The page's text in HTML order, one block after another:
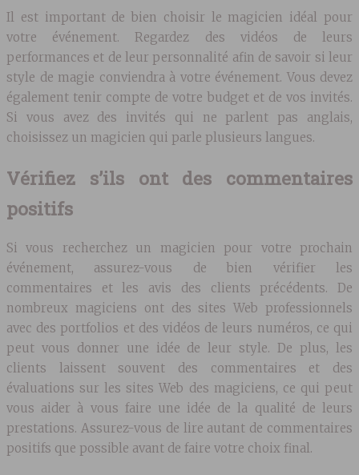
Il est important de bien choisir le magicien idéal pour
votre événement. Regardez des vidéos de leurs
performances et de leur personnalité afin de savoir si leur
style de magie conviendra à votre événement. Vous devez
également tenir compte de votre budget et de vos invités.
Si vous avez des invités qui ne parlent pas anglais,
choisissez un magicien qui parle plusieurs langues.
Vérifiez s’ils ont des commentaires
positifs
Si vous recherchez un magicien pour votre prochain
événement, assurez-vous de bien vérifier les
commentaires et les avis des clients précédents. De
nombreux magiciens ont des sites Web professionnels
avec des portfolios et des vidéos de leurs numéros, ce qui
peut vous donner une idée de leur style. De plus, les
clients laissent souvent des commentaires et des
évaluations sur les sites Web des magiciens, ce qui peut
vous aider à vous faire une idée de la qualité de leurs
prestations. Assurez-vous de lire autant de commentaires
positifs que possible avant de faire votre choix final.